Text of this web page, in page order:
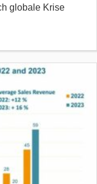
globale Krise